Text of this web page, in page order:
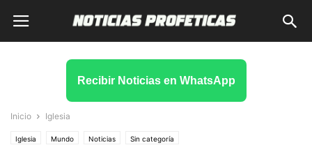
Recibir Noticias en WhatsApp
Inicio Iglesia
Iglesia Mundo Noticias Sin categoría